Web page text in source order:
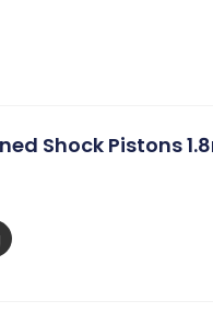
Shock Pistons